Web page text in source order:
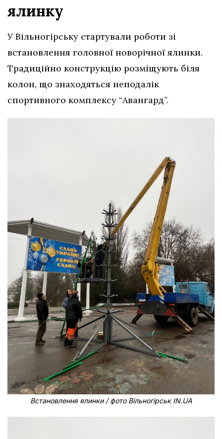
ялинку
У Вільногірську стартували роботи зі
встановлення головної новорічної ялинки.
Традиційно конструкцію розміщують біля
колон, що знаходяться неподалік
спортивного комплексу “Авангард”.
Встановлення ялинки / фото Вільногірськ IN.UA